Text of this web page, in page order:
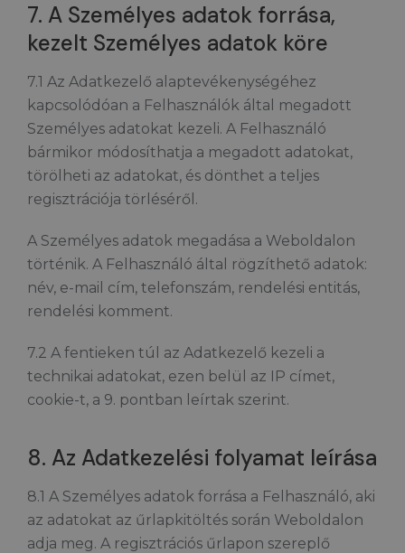
7. A Személyes adatok forrása,
kezelt Személyes adatok köre
7.1 Az Adatkezelő alaptevékenységéhez
kapcsolódóan a Felhasználók által megadott
Személyes adatokat kezeli. A Felhasználó
bármikor módosíthatja a megadott adatokat,
törölheti az adatokat, és dönthet a teljes
regisztrációja törléséről.
A Személyes adatok megadása a Weboldalon
történik. A Felhasználó által rögzíthető adatok:
név, e-mail cím, telefonszám, rendelési entitás,
rendelési komment.
7.2 A fentieken túl az Adatkezelő kezeli a
technikai adatokat, ezen belül az IP címet,
cookie-t, a 9. pontban leírtak szerint.
8. Az Adatkezelési folyamat leírása
8.1 A Személyes adatok forrása a Felhasználó, aki
az adatokat az űrlapkitöltés során Weboldalon
adja meg. A regisztrációs űrlapon szereplő